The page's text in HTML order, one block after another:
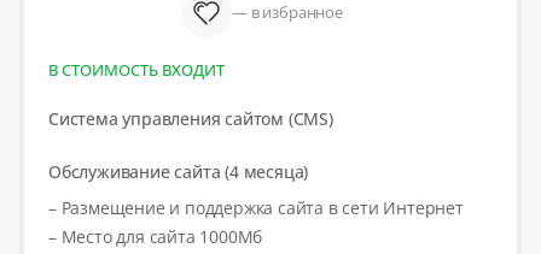
— в избранное
В СТОИМОСТЬ ВХОДИТ
Система управления сайтом (CMS)
Обслуживание сайта (4 месяца)
– Размещение и поддержка сайта в сети Интернет
– Место для сайта 1000Мб